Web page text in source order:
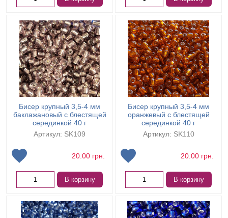
Бисер крупный 3,5-4 мм
баклажановый с блестящей
серединкой 40 г
Артикул: SK109
20.00 грн.
В корзину
Бисер крупный 3,5-4 мм
оранжевый с блестящей
серединкой 40 г
Артикул: SK110
20.00 грн.
В корзину